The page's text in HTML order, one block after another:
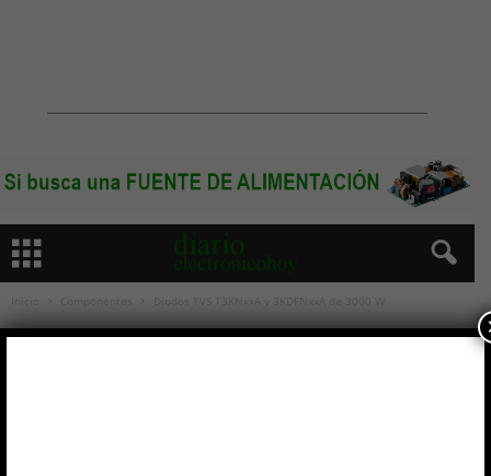
Componentes Diodos TVS T3KNxxA y 3KDFNxxA de 3000 W